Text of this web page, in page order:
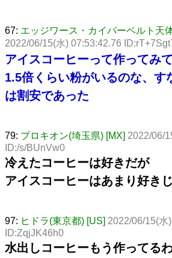
67: エッジワース・カイパーベルト天
2022/06/15(水) 07:53:42.76
アイスコーヒーって作ってみ
1.5倍くらい粉がいるのな、す
は割安であった
79: プロキオン(埼玉県) [MX] 2022/06/
ID:/s/BUnVw0
冷えたコーヒーは好きだが
アイスコーヒーはあまり好き
97: ヒドラ(東京都) [US] 2022/06/15(水
ID:ZqjJK46h0
水出しコーヒーもう作ってる